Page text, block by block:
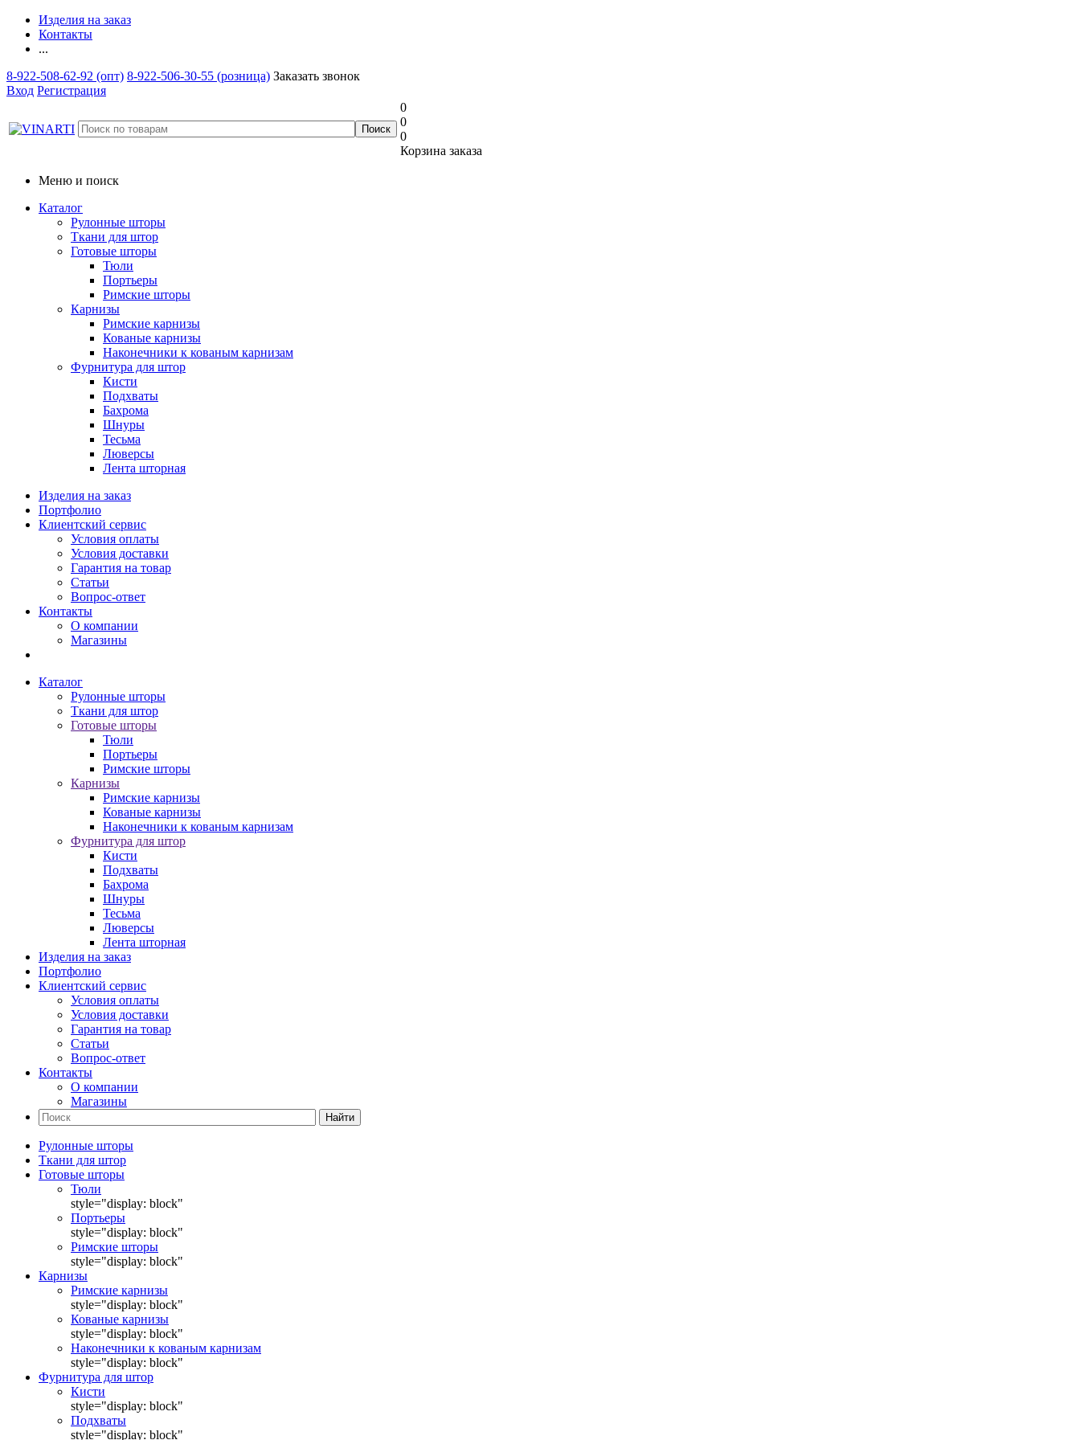
Изделия на заказ
Контакты
...
8-922-508-62-92 (опт) 8-922-506-30-55 (розница) Заказать звонок
Вход Регистрация
0
0
0
Корзина заказа
Меню и поиск
Каталог
Рулонные шторы
Ткани для штор
Готовые шторы
Тюли
Портьеры
Римские шторы
Карнизы
Римские карнизы
Кованые карнизы
Наконечники к кованым карнизам
Фурнитура для штор
Кисти
Подхваты
Бахрома
Шнуры
Тесьма
Люверсы
Лента шторная
Изделия на заказ
Портфолио
Клиентский сервис
Условия оплаты
Условия доставки
Гарантия на товар
Статьи
Вопрос-ответ
Контакты
О компании
Магазины
Каталог
Рулонные шторы
Ткани для штор
Готовые шторы
Тюли
Портьеры
Римские шторы
Карнизы
Римские карнизы
Кованые карнизы
Наконечники к кованым карнизам
Фурнитура для штор
Кисти
Подхваты
Бахрома
Шнуры
Тесьма
Люверсы
Лента шторная
Изделия на заказ
Портфолио
Клиентский сервис
Условия оплаты
Условия доставки
Гарантия на товар
Статьи
Вопрос-ответ
Контакты
О компании
Магазины
Найти
Рулонные шторы
Ткани для штор
Готовые шторы
Тюли
style="display: block"
Портьеры
style="display: block"
Римские шторы
style="display: block"
Карнизы
Римские карнизы
style="display: block"
Кованые карнизы
style="display: block"
Наконечники к кованым карнизам
style="display: block"
Фурнитура для штор
Кисти
style="display: block"
Подхваты
style="display: block"